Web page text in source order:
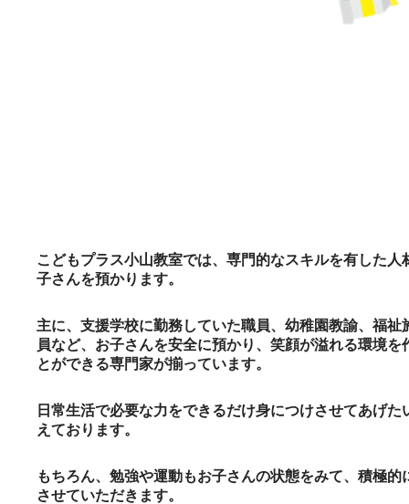
こどもプラス小山教室では、専門的なスキルを有した人
子さんを預かります。
主に、支援学校に勤務していた職員、幼稚園教諭、福祉
員など、お子さんを安全に預かり、笑顔が溢れる環境を
とができる専門家が揃っています。
日常生活で必要な力をできるだけ身につけさせてあげた
えております。
もちろん、勉強や運動もお子さんの状態をみて、積極的
させていただきます。